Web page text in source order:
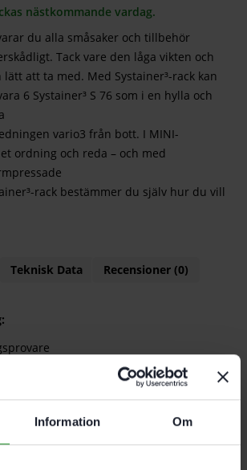
Information Om
nästkommande vardag.
du alla småsaker och tillbehör
Tack vare den låga vikten och
att ta med. Med Systainer³-rack kan
6 Systainer³ S 76 som i en hylla och
vario3 från bott. I MINI-
ordning och reda – och med
rack bestämmer du själv hur du vill
Teknisk Data Recensioner (0)
221-412 COMPACT anslut- 578118 1
(2 ledare)
221-413 COMPACT
(3 ledare)
221-415 COMPACT